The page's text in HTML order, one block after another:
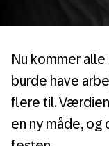
Nu kommer
burde have
flere til.
en ny måde, og